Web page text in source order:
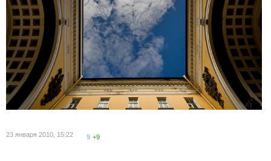
23 января 2010, 15:22 9 +9